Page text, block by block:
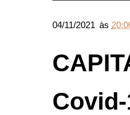
04/11/2021 às